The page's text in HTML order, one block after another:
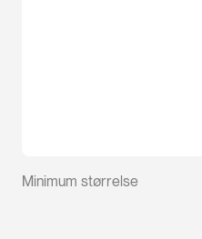
Minimum størrelse